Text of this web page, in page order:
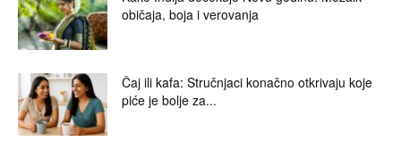
običaja, boja i verovanja
Čaj ili kafa: Stručnjaci konačno otkrivaju koje
piće je bolje za...